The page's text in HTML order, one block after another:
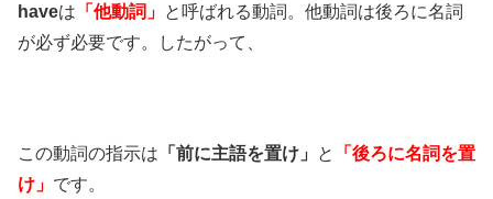
haveは 「他動詞」 と呼ばれる動詞。他動詞は後ろに名詞
が必ず必要です。したがって、
この動詞の指示は 「前に主語を置け」 と
「後ろに名詞を置
け」 です。